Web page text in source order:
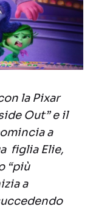
la Pixar
Out” e il
a
figlia Elie,
“più
a